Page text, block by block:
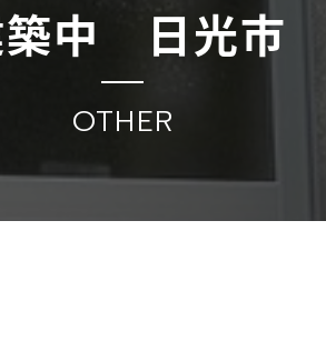
中 日光市
OTHER